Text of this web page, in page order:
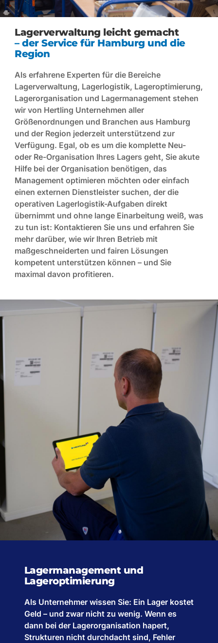
Lagerverwaltung leicht gemacht
– der Service für Hamburg und die
Region
Als erfahrene Experten für die Bereiche
Lagerverwaltung, Lagerlogistik, Lageroptimierung,
Lagerorganisation und Lagermanagement stehen
wir von Hertling Unternehmen aller
Größenordnungen und Branchen aus Hamburg
und der Region jederzeit unterstützend zur
Verfügung. Egal, ob es um die komplette Neu-
oder Re-Organisation Ihres Lagers geht, Sie akute
Hilfe bei der Organisation benötigen, das
Management optimieren möchten oder einfach
einen externen Dienstleister suchen, der die
operativen Lagerlogistik-Aufgaben direkt
übernimmt und ohne lange Einarbeitung weiß, was
zu tun ist: Kontaktieren Sie uns und erfahren Sie
mehr darüber, wie wir Ihren Betrieb mit
maßgeschneiderten und fairen Lösungen
kompetent unterstützen können – und Sie
maximal davon profitieren.
Lagermanagement und
Lageroptimierung
Als Unternehmer wissen Sie: Ein Lager kostet
Geld – und zwar nicht zu wenig. Wenn es
dann bei der Lagerorganisation hapert,
Strukturen nicht durchdacht sind, Fehler